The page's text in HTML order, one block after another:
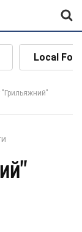
Local
"Грильяжний"